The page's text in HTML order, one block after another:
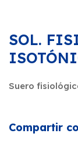
SOL.
Suero
Compartir